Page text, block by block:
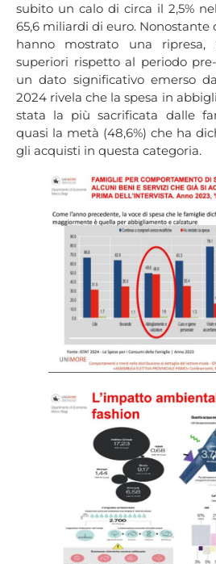
subito un calo di circa il 2,5%
65,6 miliardi di euro.
hanno mostrato una
superiori rispetto al periodo
un dato significativo emerso
2024 rivela che la spesa in
stata la più sacrificata dalle
quasi la metà (48,6%) che ha
gli acquisti in questa categoria.